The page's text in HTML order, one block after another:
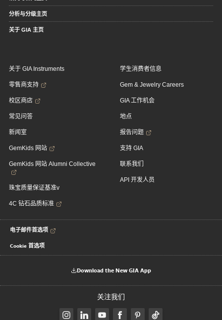
分析与分级主页
关于 GIA 主页
关于 GIA Instruments
零售商支持
校区商店
常见问答
新闻室
GemKids 网站
GemKids 网站 Alumni Collective
珠宝质量保证基准v
4C 钻石品质标准
学生消费者信息
Gem & Jewelry Careers
GIA 工作机会
地点
报告问题
支持 GIA
联系我们
API 开发人员
电子邮件首选项
Cookie 首选项
Download the New GIA App
关注我们